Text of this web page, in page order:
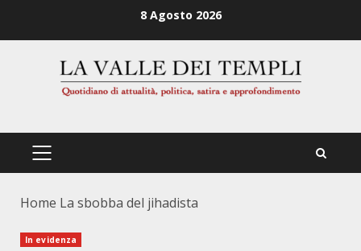
8 Agosto 2026
PRIMÄRES
Home La sbobba del jihadista
In evidenza